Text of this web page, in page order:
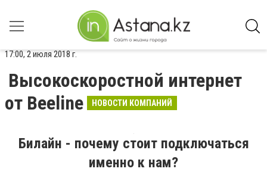
17:00, 2 июля 2018 г.
Высокоскоростной интернет
от Beeline
НОВОСТИ КОМПАНИЙ
Билайн - почему стоит подключаться
именно к нам?